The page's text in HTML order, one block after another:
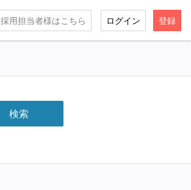
採用担当者様はこちら ログイン 登録